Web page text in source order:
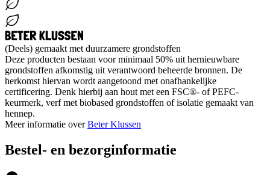
(Deels) gemaakt met duurzamere grondstoffen
Deze producten bestaan voor minimaal 50% uit hernieuwbare
grondstoffen afkomstig uit verantwoord beheerde bronnen. De
herkomst hiervan wordt aangetoond met onafhankelijke
certificering. Denk hierbij aan hout met een FSC®- of PEFC-
keurmerk, verf met biobased grondstoffen of isolatie gemaakt van
hennep.
Meer informatie overBeter Klussen
Bestel- en bezorginformatie